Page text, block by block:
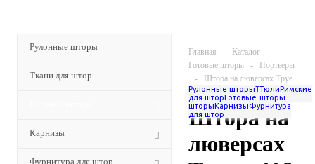
Рулонные шторы
Ткани для штор
Карнизы
Фурнитура для штор
Главная - Каталог
-
Готовые шторы
Рулонные шторыТкани
для шторГотовые
шторыКарнизыФурнитура
для штор
- Портьеры
ТюлиРимские
шторы
-
Штора на люверсах Труе
v-116 (сирень) 220*260см
Штора на
люверсах